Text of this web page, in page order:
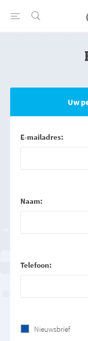
Uw
E-mailadres:
Naam:
Telefoon:
Nieuwsbrief